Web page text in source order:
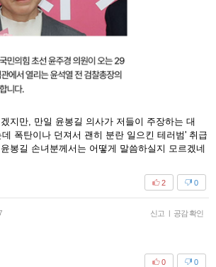
지만, 만일 윤봉길 의사가 저들이 주장하는 대
폭탄이나 던져서 괜히 분란 일으킨 테러범' 취급
봉길 손녀분께서는 어떻게 말씀하실지 모르겠네
0
2
신고 | 공감 확인
0
0